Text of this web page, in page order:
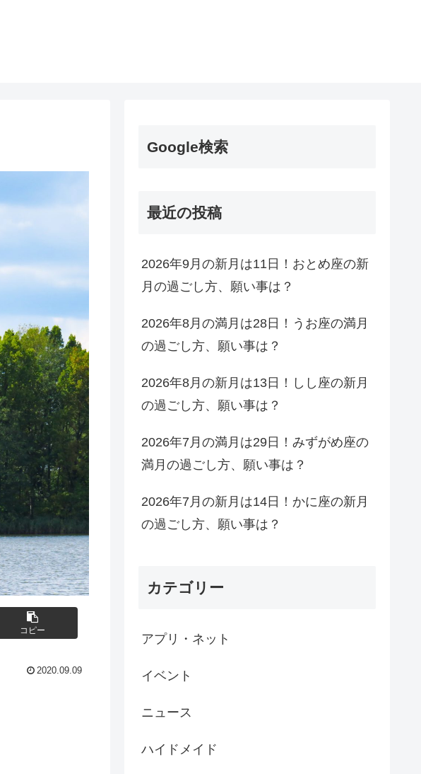
コピー
2020.09.09
Google検索
最近の投稿
2026年9月の新月は11日！おとめ座の新
月の過ごし方、願い事は？
2026年8月の満月は28日！うお座の満月
の過ごし方、願い事は？
2026年8月の新月は13日！しし座の新月
の過ごし方、願い事は？
2026年7月の満月は29日！みずがめ座の
満月の過ごし方、願い事は？
2026年7月の新月は14日！かに座の新月
の過ごし方、願い事は？
カテゴリー
アプリ・ネット
イベント
ニュース
ハイドメイド